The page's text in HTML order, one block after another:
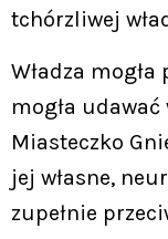
tchórzliwej
Władza
mogła
Miasteczko
jej własne,
zupełnie